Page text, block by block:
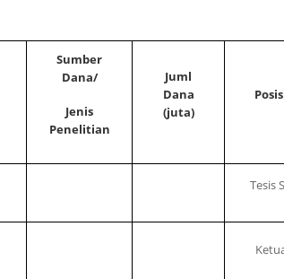
Sumber
Dana/
Jenis
Penelitian
Juml
Dana
(juta)
Tesis